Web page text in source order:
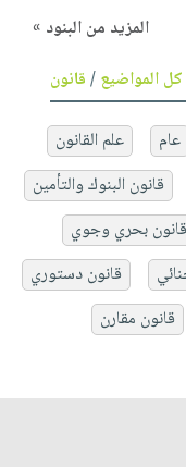
المزيد من البنود »
كل المواضيع/قانون
عام
علم القانون
قانون البنوك والتأمين
قانون بحري وجوي
قانون دستوري
قانون مقارن